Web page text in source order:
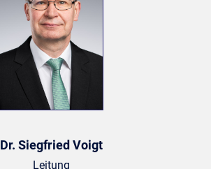
Dr. Siegfried Voigt
Leitung